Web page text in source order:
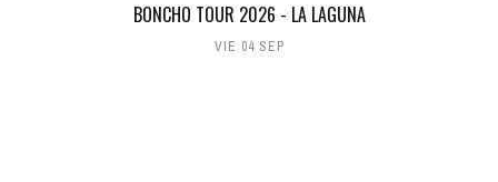
BONCHO TOUR 2026 - LA LAGUNA
VIE 04 SEP